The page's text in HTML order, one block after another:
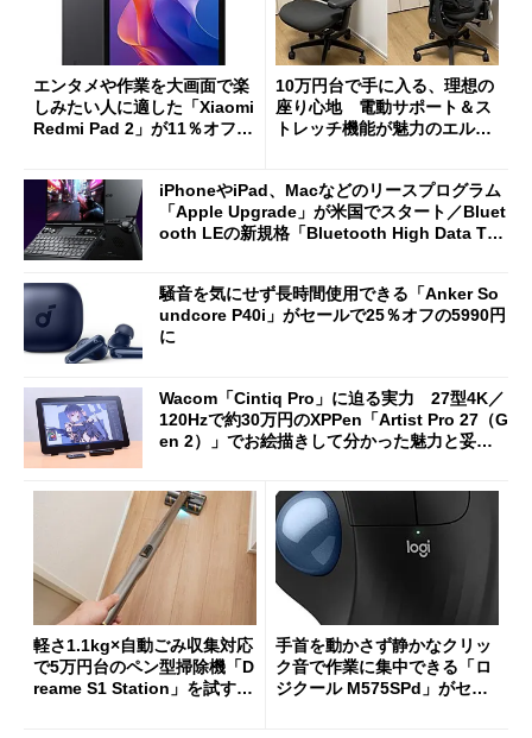
エンタメや作業を大画面で楽
しみたい人に適した「Xiaomi
Redmi Pad 2」が11％オフの
10万円台で手に入る、理想の
座り心地 電動サポート＆ス
トレッチ機能が魅力のエルゴ
iPhoneやiPad、Macなどのリースプログラム
「Apple Upgrade」が米国でスタート／Bluet
ooth LEの新規格「Bluetooth High Data Thr
騒音を気にせず長時間使用できる「Anker So
undcore P40i」がセールで25％オフの5990円
に
Wacom「Cintiq Pro」に迫る実力 27型4K／
120Hzで約30万円のXPPen「Artist Pro 27（G
en 2）」でお絵描きして分かった魅力と妥協
軽さ1.1kg×自動ごみ収集対応
で5万円台のペン型掃除機「D
reame S1 Station」を試す
手首を動かさず静かなクリッ
ク音で作業に集中できる「ロ
ジクール M575SPd」がセー